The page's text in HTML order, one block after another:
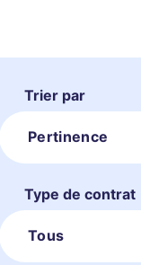
Trier par
Pertinence
Type de contrat
Tous